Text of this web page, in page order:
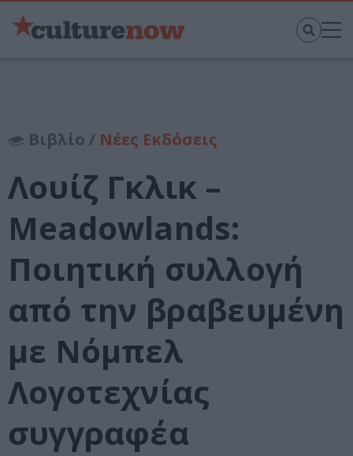
Βιβλίο / Νέες Εκδόσεις
Λουίζ Γκλικ –
Meadowlands:
Ποιητική συλλογή
από την βραβευμένη
με Νόμπελ
Λογοτεχνίας
συγγραφέα